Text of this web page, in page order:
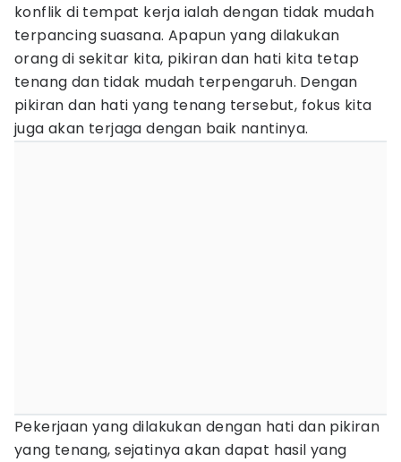
konflik di tempat kerja ialah dengan tidak mudah
terpancing suasana. Apapun yang dilakukan
orang di sekitar kita, pikiran dan hati kita tetap
tenang dan tidak mudah terpengaruh. Dengan
pikiran dan hati yang tenang tersebut, fokus kita
juga akan terjaga dengan baik nantinya.
Pekerjaan yang dilakukan dengan hati dan pikiran
yang tenang, sejatinya akan dapat hasil yang